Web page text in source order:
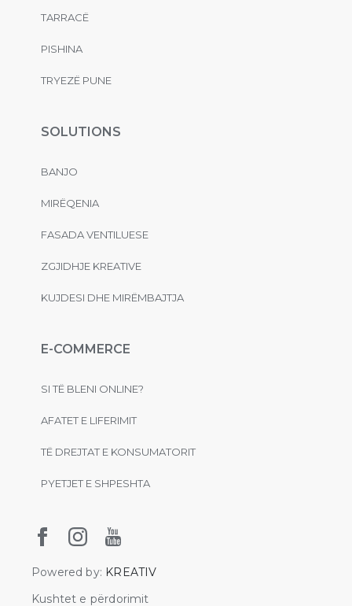
TARRACË
PISHINA
TRYEZË PUNE
SOLUTIONS
BANJO
MIRËQENIA
FASADA VENTILUESE
ZGJIDHJE KREATIVE
KUJDESI DHE MIRËMBAJTJA
E-COMMERCE
SI TË BLENI ONLINE?
AFATET E LIFERIMIT
TË DREJTAT E KONSUMATORIT
PYETJET E SHPESHTA
Powered by: KREATIV
Kushtet e përdorimit